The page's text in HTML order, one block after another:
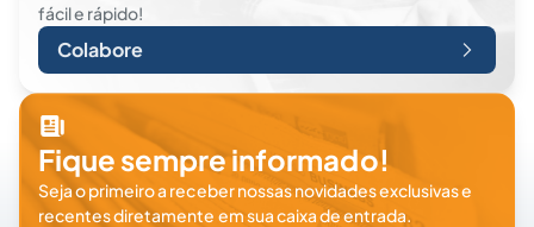
fácil e rápido!
Colabore
Fique sempre informado!
Seja o primeiro a receber nossas novidades exclusivas e
recentes diretamente em sua caixa de entrada.